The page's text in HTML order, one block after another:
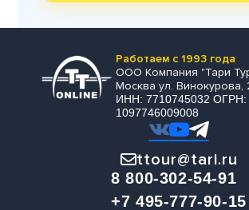
Работаем с 1993 года
ООО Компания "Тари
Москва ул. Винокурова,
ИНН: 7710745032 ОГРН:
1097746009008
ttour@tari.ru
8 800-302-54-91
+7 495-777-90-15